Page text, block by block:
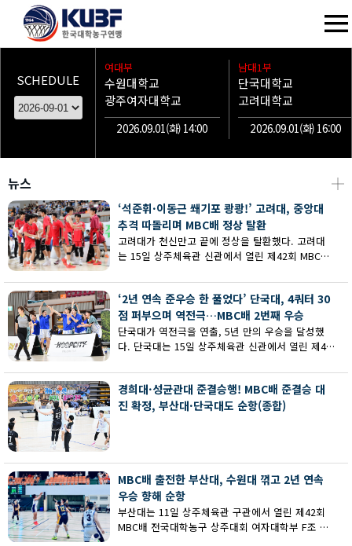
SCHEDULE
여대부
수원대학교
광주여자대학교
2026.09.01(화) 14:00
남대1부
단국대학교
고려대학교
2026.09.01(화) 16:00
뉴스 ┼
‘석준휘·이동근 쐐기포 쾅쾅!’ 고려대, 중앙대
추격 따돌리며 MBC배 정상 탈환
고려대가 천신만고 끝에 정상을 탈환했다. 고려대
는 15일 상주체육관 신관에서 열린 제42회 MBC배
추격을 따돌리며 73-62로 승리했다.
‘2년 연속 준우승 한 풀었다’ 단국대, 4쿼터 30
점 퍼부으며 역전극…MBC배 2번째 우승
단국대가 역전극을 연출, 5년 만의 우승을 달성했
다. 단국대는 15일 상주체육관 신관에서 열린 제42
서 부산대에 73-67로 역전승했다.
경희대·성균관대 준결승행! MBC배 준결승 대
진 확정, 부산대·단국대도 순항(종합)
MBC배 출전한 부산대, 수원대 꺾고 2년 연속
우승 향해 순항
부산대는 11일 상주체육관 구관에서 열린 제42회
MBC배 전국대학농구 상주대회 여자대학부 F조 예